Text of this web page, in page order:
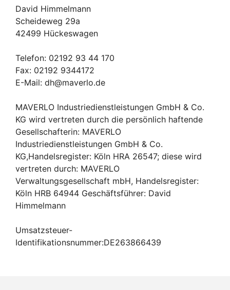
David Himmelmann
Scheideweg 29a
42499 Hückeswagen
Telefon: 02192 93 44 170
Fax: 02192 9344172
E-Mail: dh@maverlo.de
MAVERLO Industriedienstleistungen GmbH & Co.
KG wird vertreten durch die persönlich haftende
Gesellschafterin: MAVERLO
Industriedienstleistungen GmbH & Co.
KG,Handelsregister: Köln HRA 26547; diese wird
vertreten durch: MAVERLO
Verwaltungsgesellschaft mbH, Handelsregister:
Köln HRB 64944 Geschäftsführer: David
Himmelmann
Umsatzsteuer-
Identifikationsnummer:DE263866439